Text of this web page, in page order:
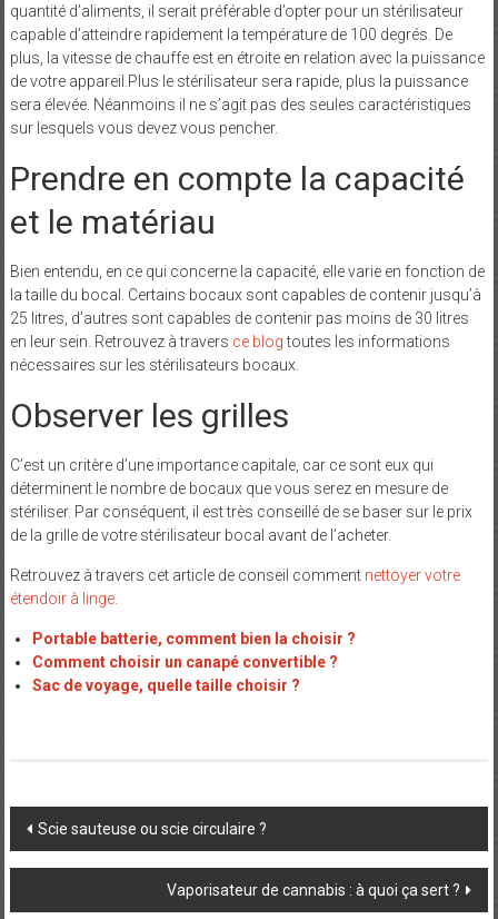
quantité d’aliments, il serait préférable d’opter pour un stérilisateur
capable d’atteindre rapidement la température de 100 degrés. De
plus, la vitesse de chauffe est en étroite en relation avec la puissance
de votre appareil.Plus le stérilisateur sera rapide, plus la puissance
sera élevée. Néanmoins il ne s’agit pas des seules caractéristiques
sur lesquels vous devez vous pencher.
Prendre en compte la capacité
et le matériau
Bien entendu, en ce qui concerne la capacité, elle varie en fonction de
la taille du bocal. Certains bocaux sont capables de contenir jusqu’à
25 litres, d’autres sont capables de contenir pas moins de 30 litres
en leur sein. Retrouvez à travers ce blogtoutes les informations
nécessaires sur les stérilisateurs bocaux.
Observer les grilles
C’est un critère d’une importance capitale, car ce sont eux qui
déterminent le nombre de bocaux que vous serez en mesure de
stériliser. Par conséquent, il est très conseillé de se baser sur le prix
de la grille de votre stérilisateur bocal avant de l’acheter.
Retrouvez à travers cet article de conseil comment nettoyer votre
étendoir à linge.
Portable batterie, comment bien la choisir ?
Comment choisir un canapé convertible ?
Sac de voyage, quelle taille choisir ?
Post
navigation
Scie sauteuse ou scie circulaire ?
Vaporisateur de cannabis : à quoi ça sert ?